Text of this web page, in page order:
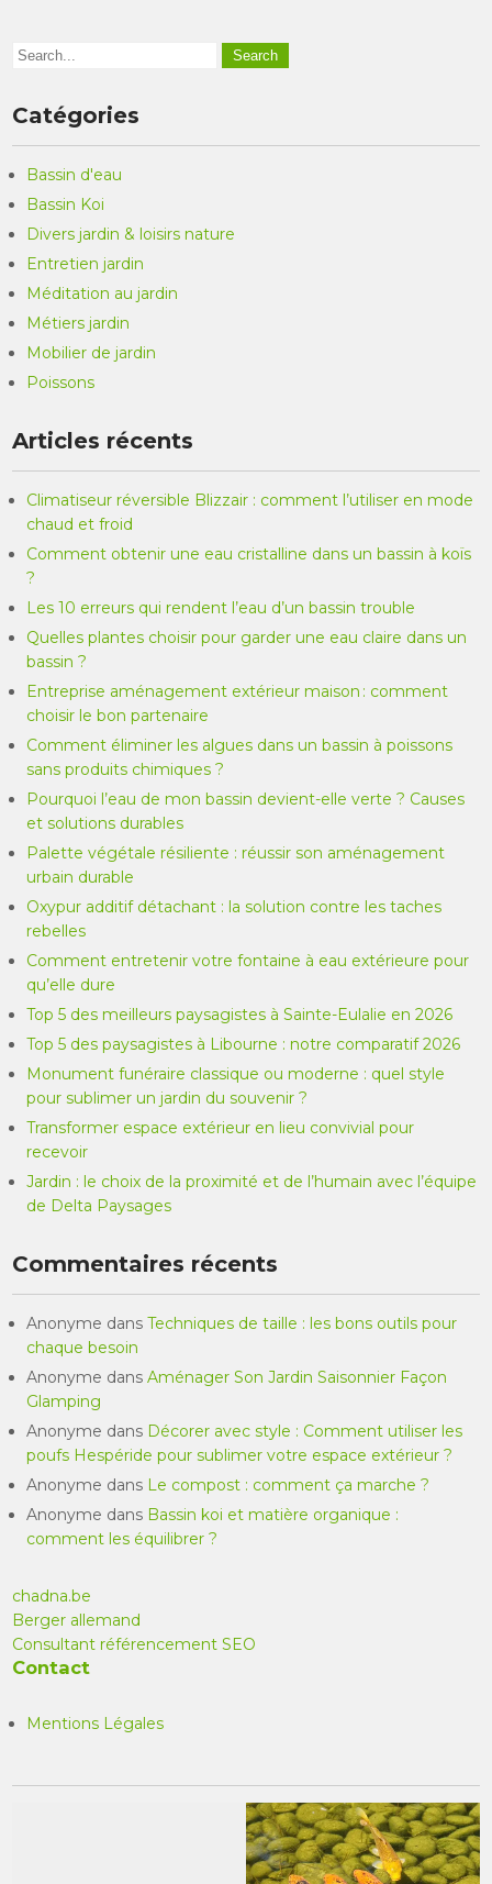
Catégories
Bassin d'eau
Bassin Koi
Divers jardin & loisirs nature
Entretien jardin
Méditation au jardin
Métiers jardin
Mobilier de jardin
Poissons
Articles récents
Climatiseur réversible Blizzair : comment l’utiliser en mode
chaud et froid
Comment obtenir une eau cristalline dans un bassin à koïs
?
Les 10 erreurs qui rendent l’eau d’un bassin trouble
Quelles plantes choisir pour garder une eau claire dans un
bassin ?
Entreprise aménagement extérieur maison : comment
choisir le bon partenaire
Comment éliminer les algues dans un bassin à poissons
sans produits chimiques ?
Pourquoi l’eau de mon bassin devient-elle verte ? Causes
et solutions durables
Palette végétale résiliente : réussir son aménagement
urbain durable
Oxypur additif détachant : la solution contre les taches
rebelles
Comment entretenir votre fontaine à eau extérieure pour
qu’elle dure
Top 5 des meilleurs paysagistes à Sainte-Eulalie en 2026
Top 5 des paysagistes à Libourne : notre comparatif 2026
Monument funéraire classique ou moderne : quel style
pour sublimer un jardin du souvenir ?
Transformer espace extérieur en lieu convivial pour
recevoir
Jardin : le choix de la proximité et de l’humain avec l’équipe
de Delta Paysages
Commentaires récents
Anonyme dansTechniques de taille : les bons outils pour
chaque besoin
Anonyme dansAménager Son Jardin Saisonnier Façon
Glamping
Anonyme dans Décorer avec style : Comment utiliser les
poufs Hespéride pour sublimer votre espace extérieur ?
Anonyme dans Le compost : comment ça marche ?
Anonyme dans Bassin koi et matière organique :
comment les équilibrer ?
chadna.be
Berger allemand
Consultant référencement SEO
Contact
Mentions Légales